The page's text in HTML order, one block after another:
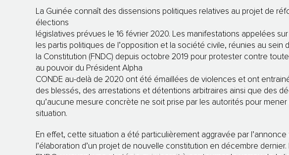
La Guinée connaît des dissensions politiques relatives au projet de
élections
législatives prévues le 16 février 2020. Les manifestations appelées
les partis politiques de l’opposition et la société civile, réunies au sein
la Constitution (FNDC) depuis octobre 2019 pour protester contre
au pouvoir du Président Alpha
CONDE au-delà de 2020 ont été émaillées de violences et ont
des blessés, des arrestations et détentions arbitraires ainsi que des
qu’aucune mesure concrète ne soit prise par les autorités pour
situation.
En effet, cette situation a été particulièrement aggravée par
l’élaboration d’un projet de nouvelle constitution en décembre